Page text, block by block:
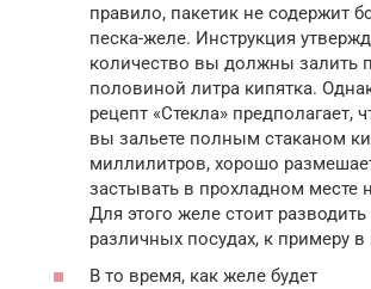
правило, пакетик не содержит
песка-желе. Инструкция
количество вы должны залить
половиной литра кипятка.
рецепт «Стекла» предполагает,
вы зальете полным стаканом
миллилитров, хорошо
застывать в прохладном месте
Для этого желе стоит разводить
различных посудах, к примеру
В то время, как желе будет